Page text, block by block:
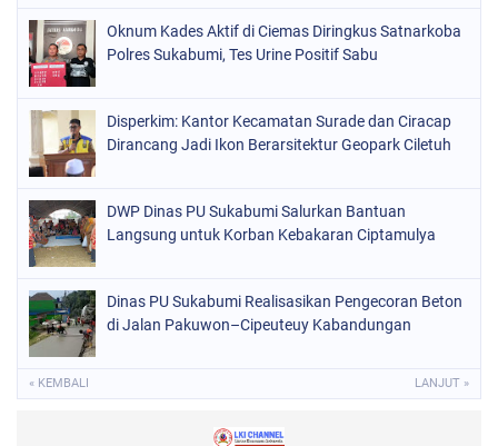
Oknum Kades Aktif di Ciemas Diringkus Satnarkoba
Polres Sukabumi, Tes Urine Positif Sabu
Disperkim: Kantor Kecamatan Surade dan Ciracap
Dirancang Jadi Ikon Berarsitektur Geopark Ciletuh
DWP Dinas PU Sukabumi Salurkan Bantuan
Langsung untuk Korban Kebakaran Ciptamulya
Dinas PU Sukabumi Realisasikan Pengecoran Beton
di Jalan Pakuwon–Cipeuteuy Kabandungan
« KEMBALI LANJUT »